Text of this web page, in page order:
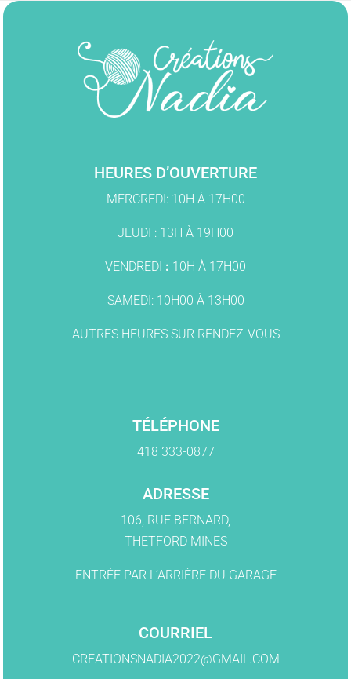
HEURES D’OUVERTURE
MERCREDI: 10H À 17H00
JEUDI : 13H À 19H00
VENDREDI : 10H À 17H00
SAMEDI: 10H00 À 13H00
AUTRES HEURES SUR RENDEZ-VOUS
TÉLÉPHONE
418 333-0877
ADRESSE
106, RUE BERNARD,
THETFORD MINES
ENTRÉE PAR L’ARRIÈRE DU GARAGE
COURRIEL
CREATIONSNADIA2022@GMAIL.COM